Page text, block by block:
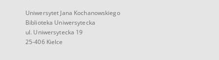
Uniwersytet Jana Kochanowskiego
Biblioteka Uniwersytecka
ul. Uniwersytecka 19
25-406 Kielce